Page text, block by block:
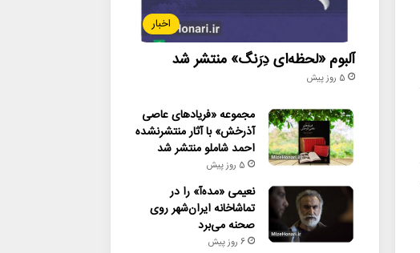
اخبار
آلبوم «لحظه‌ای دِرَنگ» منتشر شد
5 روز پیش
مجموعه «فریادهای عاصی
آذرخش» با آثار منتشرنشده
احمد شاملو منتشر شد
5 روز پیش
نعیمی «مده‌آ» را در
تماشاخانه ایران‌شهر روی
صحنه می‌برد
6 روز پیش